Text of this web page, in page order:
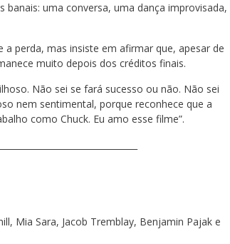
uma conversa, uma dança improvisada,
perda, mas insiste em afirmar que, apesar de
muito depois dos créditos finais.
Não sei se fará sucesso ou não. Não sei
nem sentimental, porque reconhece que a
como Chuck. Eu amo esse filme”.
Mia Sara, Jacob Tremblay, Benjamin Pajak e